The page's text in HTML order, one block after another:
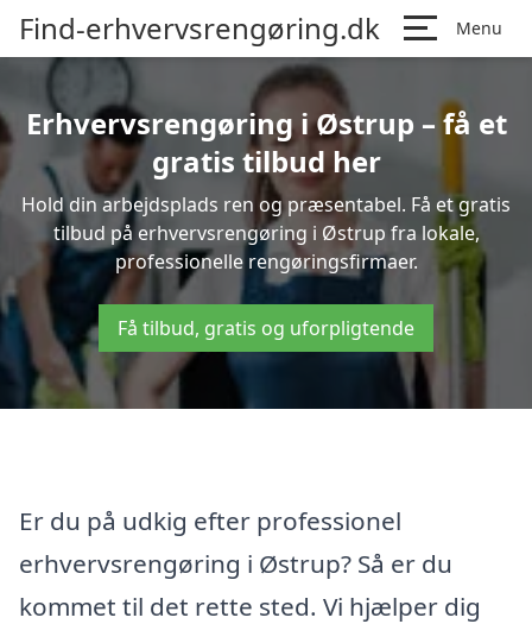
Find-erhvervsrengøring.dk Menu
Erhvervsrengøring i Østrup – få et
gratis tilbud her
Hold din arbejdsplads ren og præsentabel. Få et gratis
tilbud på erhvervsrengøring i Østrup fra lokale,
professionelle rengøringsfirmaer.
Få tilbud, gratis og uforpligtende
Er du på udkig efter professionel
erhvervsrengøring i Østrup? Så er du
kommet til det rette sted. Vi hjælper dig